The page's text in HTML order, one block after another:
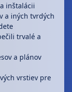
inštalácii
a iných tvrdých
trvalé a
a plánov
vrstiev pre